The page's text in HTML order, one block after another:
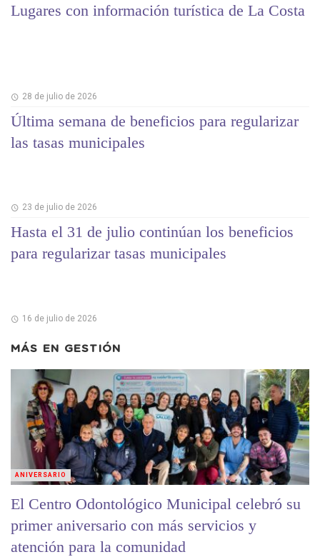
Lugares con información turística de La Costa
28 de julio de 2026
Última semana de beneficios para regularizar
las tasas municipales
23 de julio de 2026
Hasta el 31 de julio continúan los beneficios
para regularizar tasas municipales
16 de julio de 2026
MÁS EN GESTIÓN
El Centro Odontológico Municipal celebró su
primer aniversario con más servicios y
atención para la comunidad
ANIVERSARIO